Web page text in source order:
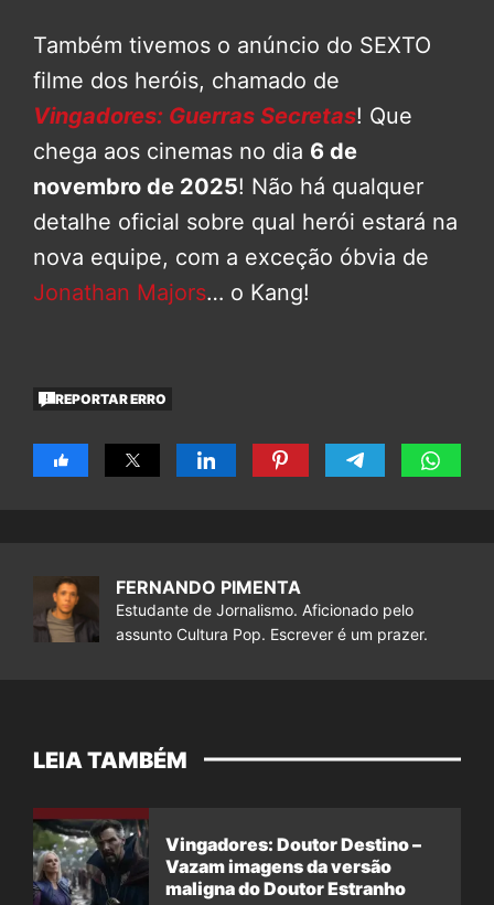
Também tivemos o anúncio do SEXTO
filme dos heróis, chamado de
Vingadores: Guerras Secretas! Que
chega aos cinemas no dia 6 de
novembro de 2025! Não há qualquer
detalhe oficial sobre qual herói estará na
nova equipe, com a exceção óbvia de
Jonathan Majors… o Kang!
REPORTAR ERRO
FERNANDO PIMENTA
Estudante de Jornalismo. Aficionado pelo
assunto Cultura Pop. Escrever é um prazer.
LEIA TAMBÉM
Vingadores: Doutor Destino –
Vazam imagens da versão
maligna do Doutor Estranho